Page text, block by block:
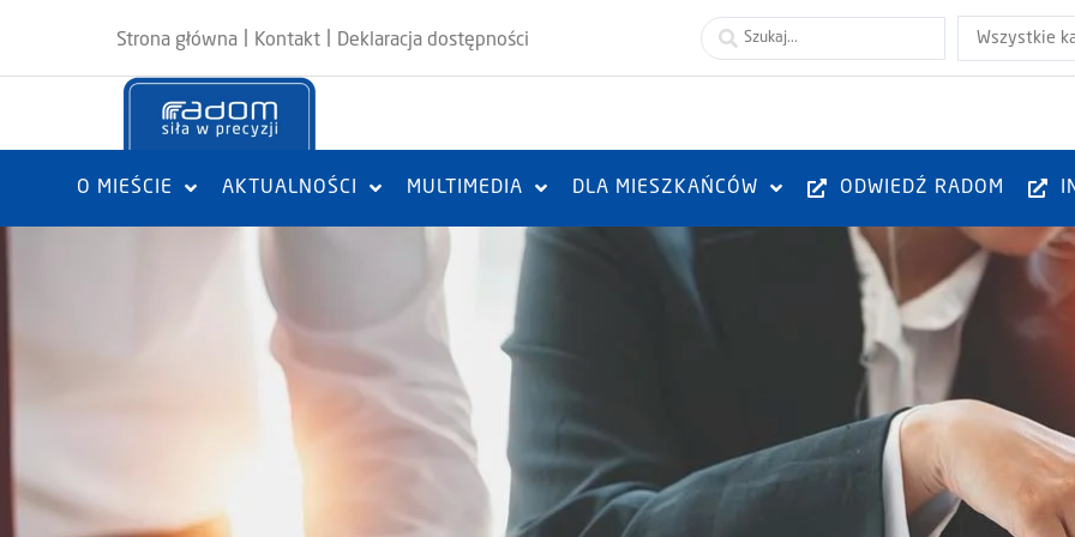
Strona główna Kontakt Deklaracja dostępności Wszystkie
O MIEŚCIE AKTUALNOŚCI MULTIMEDIA DLA MIESZKAŃCÓW ODWIEDŹ RADOM